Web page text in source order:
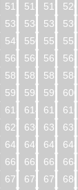
517 518 519 520
533 534 535 536
549 550 551 552
565 566 567 568
581 582 583 584
597 598 599 600
613 614 615 616
629 630 631 632
645 646 647 648
661 662 663 664
677 678 679 680